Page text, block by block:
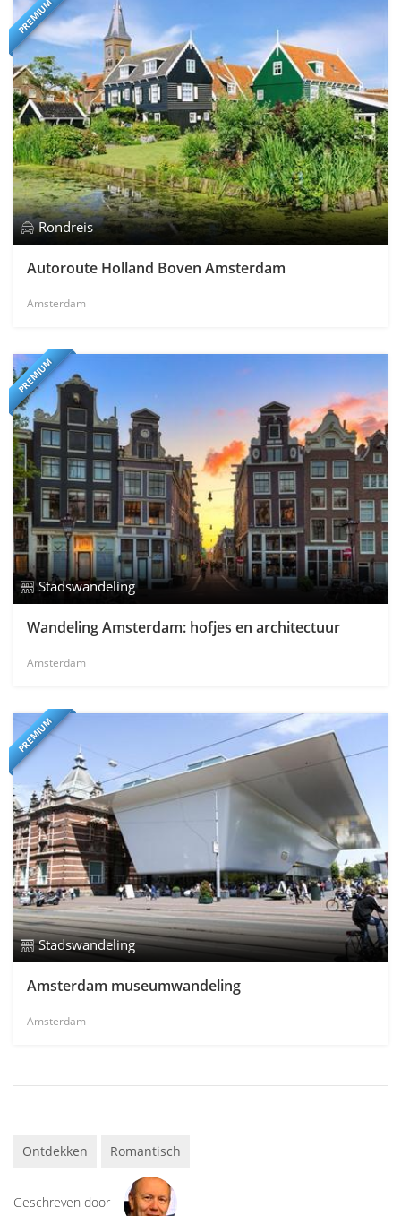
PREMIUM
Rondreis
Autoroute Holland Boven Amsterdam
Amsterdam
PREMIUM
Stadswandeling
Wandeling Amsterdam: hofjes en architectuur
Amsterdam
PREMIUM
Stadswandeling
Amsterdam museumwandeling
Amsterdam
Ontdekken Romantisch
Geschreven door